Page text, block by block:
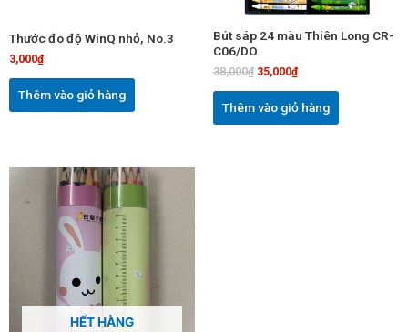
Thước đo độ WinQ nhỏ, No.3
3,000₫
Thêm vào giỏ hàng
Bút sáp 24 màu Thiên Long CR-
C06/DO
38,000₫ 35,000₫
Thêm vào giỏ hàng
HẾT HÀNG
Sản
biến
Các